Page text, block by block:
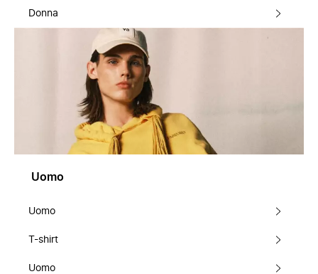
Donna
Uomo
Uomo
T-shirt
Uomo